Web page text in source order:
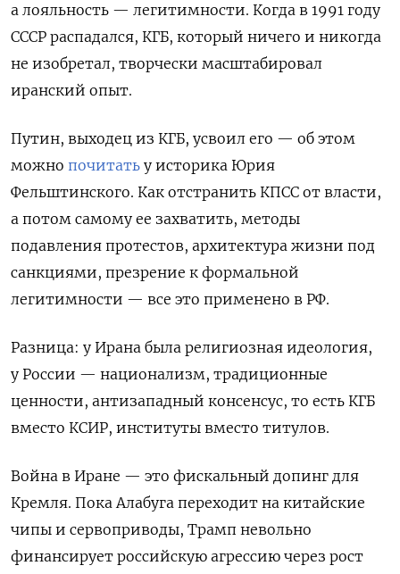
а лояльность — легитимности. Когда в 1991 году
СССР распадался, КГБ, который ничего и никогда
не изобретал, творчески масштабировал
иранский опыт.
Путин, выходец из КГБ, усвоил его — об этом
можно почитать у историка Юрия
Фельштинского. Как отстранить КПСС от власти,
а потом самому ее захватить, методы
подавления протестов, архитектура жизни под
санкциями, презрение к формальной
легитимности — все это применено в РФ.
Разница: у Ирана была религиозная идеология,
у России — национализм, традиционные
ценности, антизападный консенсус, то есть КГБ
вместо КСИР, институты вместо титулов.
Война в Иране — это фискальный допинг для
Кремля. Пока Алабуга переходит на китайские
чипы и сервоприводы, Трамп невольно
финансирует российскую агрессию через рост